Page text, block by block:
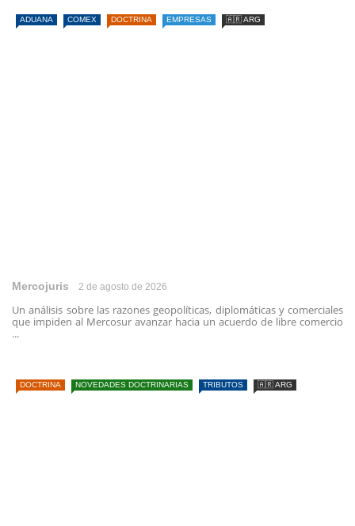
ADUANA COMEX DOCTRINA EMPRESAS 🇦🇷 ARG
Mercojuris 2 de agosto de 2026
Un análisis sobre las razones geopolíticas, diplomáticas y comerciales
que impiden al Mercosur avanzar hacia un acuerdo de libre comercio
...
DOCTRINA NOVEDADES DOCTRINARIAS TRIBUTOS 🇦🇷 ARG